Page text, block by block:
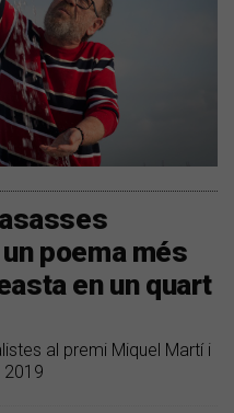
poema més
en un quart
al premi Miquel Martí i
2019